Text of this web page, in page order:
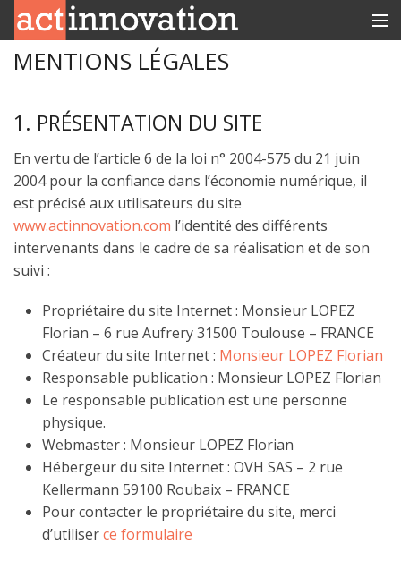
RUBRIQUES
MENTIONS LÉGALES
1. PRÉSENTATION DU SITE
En vertu de l’article 6 de la loi n° 2004-575 du 21 juin
2004 pour la confiance dans l’économie numérique, il
est précisé aux utilisateurs du site
www.actinnovation.com l’identité des différents
intervenants dans le cadre de sa réalisation et de son
suivi :
Propriétaire du site Internet : Monsieur LOPEZ
Florian – 6 rue Aufrery 31500 Toulouse – FRANCE
Créateur du site Internet : Monsieur LOPEZ Florian
Responsable publication : Monsieur LOPEZ Florian
Le responsable publication est une personne
physique.
Webmaster : Monsieur LOPEZ Florian
Hébergeur du site Internet : OVH SAS – 2 rue
Kellermann 59100 Roubaix – FRANCE
Pour contacter le propriétaire du site, merci
d’utiliserce formulaire